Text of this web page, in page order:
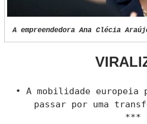
A empreendedora Ana Clécia
• A mobilidade europeia
passar por uma
***